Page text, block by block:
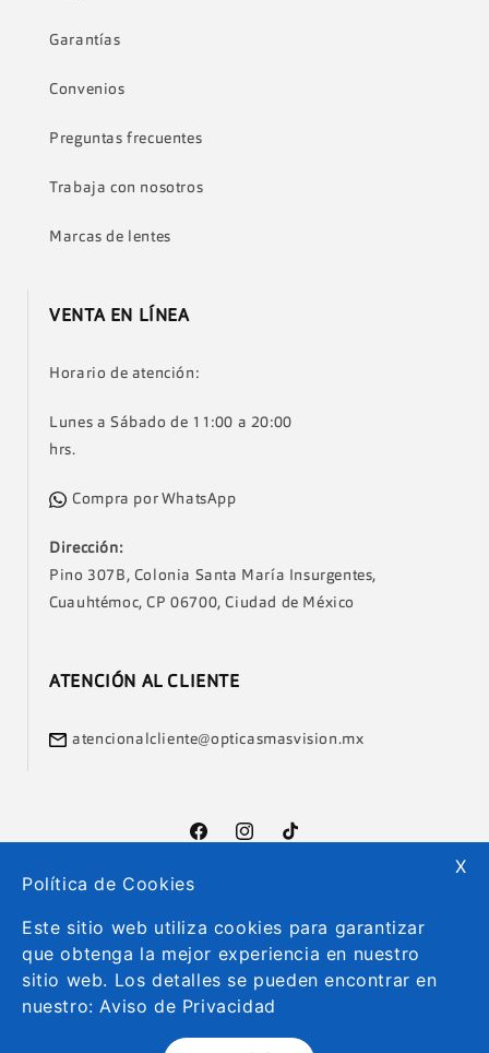
Política de Cookies
Este sitio web utiliza cookies para garantizar
que obtenga la mejor experiencia en nuestro
sitio web. Los detalles se pueden encontrar en
nuestro:Aviso de Privacidad
X
Garantías
Convenios
Preguntas frecuentes
Trabaja con nosotros
Marcas de lentes
VENTA EN LÍNEA
Horario de atención:
Lunes a Sábado de 11:00 a 20:00
hrs.
Compra por WhatsApp
Dirección:
Pino 307B, Colonia Santa María Insurgentes,
Cuauhtémoc, CP 06700, Ciudad de México
ATENCIÓN AL CLIENTE
atencionalcliente@opticasmasvision.mx
FacebookInstagram
TikTok
Formas
pago
© 2026Más Visión México
Política de reembolso Política de privacidad